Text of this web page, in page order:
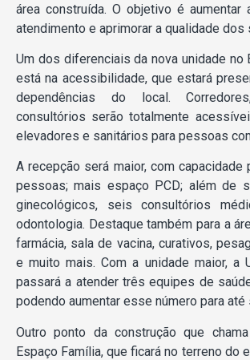
área construída. O objetivo é aumentar
atendimento e aprimorar a qualidade dos
Um dos diferenciais da nova unidade no
está na acessibilidade, que estará
dependências do local.
consultórios serão totalmente
elevadores e sanitários para pessoas
A recepção será maior, com capacidade
pessoas; mais espaço PCD; além de
ginecológicos, seis consultórios
odontologia. Destaque também para a
farmácia, sala de vacina, curativos,
e muito mais. Com a unidade maior, a
passará a atender três equipes de
podendo aumentar esse número para até
Outro ponto da construção que
Espaço Família, que ficará no terreno do